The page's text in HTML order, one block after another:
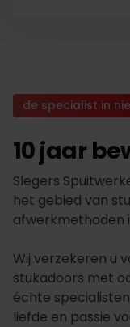
de specialist in
10 jaar
Slegers
het gebied van
afwerkmethoden
Wij verzekeren u
stukadoors met
échte
liefde en passie